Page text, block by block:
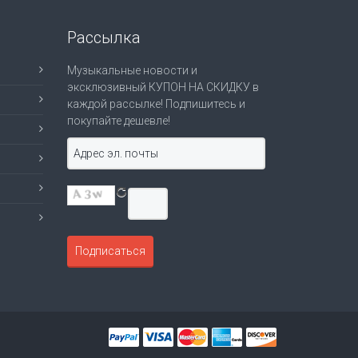
Рассылка
Музыкальные новости и
эксклюзивный КУПОН НА СКИДКУ в
каждой рассылке! Подпишитесь и
покупайте дешевле!